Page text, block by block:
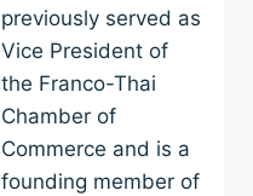
previously served as
Vice President of
the Franco-Thai
Chamber of
Commerce and is a
founding member of